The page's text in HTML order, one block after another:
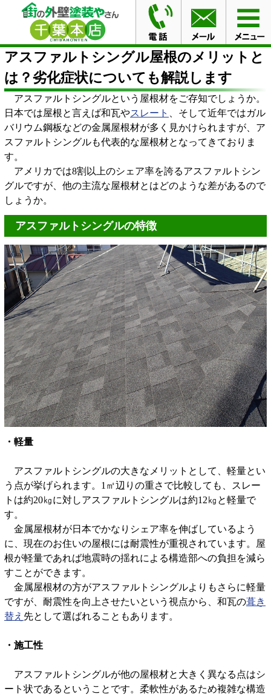
HOME ブログ
アスファルトシングル屋根のメリットと
は？劣化症状についても解説します
アスファルトシングル屋根のメリットと
は？劣化症状についても解説します
アスファルトシングルという屋根材をご存知でしょうか。
日本では屋根と言えば和瓦やスレート 、そして近年ではガル
バリウム鋼板などの金属屋根材が多く見かけられますが、ア
スファルトシングルも代表的な屋根材となってきておりま
す。
アメリカでは8割以上のシェア率を誇るアスファルトシン
グルですが、他の主流な屋根材とはどのような差があるので
しょうか。
アスファルトシングルの特徴
・軽量
アスファルトシングルの大きなメリットとして、軽量とい
う点が挙げられます。1㎡辺りの重さで比較しても、スレー
トは約20㎏に対しアスファルトシングルは約12㎏と軽量で
す。
金属屋根材が日本でかなりシェア率を伸ばしているよう
に、現在のお住いの屋根には耐震性が重視されています。屋
根が軽量であれば地震時の揺れによる構造部への負担を減ら
すことができます。
金属屋根材の方がアスファルトシングルよりもさらに軽量
ですが、耐震性を向上させたいという視点から、和瓦の葺き
替え 先として選ばれることもあります。
・施工性
アスファルトシングルが他の屋根材と大きく異なる点はシ
ート状であるということです。柔軟性があるため複雑な構造